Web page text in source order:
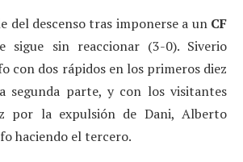
del descenso tras imponerse a un CF
sigue sin reaccionar (3-0). Siverio
con dos rápidos en los primeros diez
segunda parte, y con los visitantes
por la expulsión de Dani, Alberto
haciendo el tercero.